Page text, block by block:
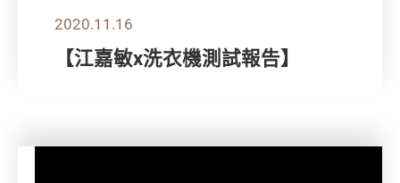
2020.11.16
【江嘉敏x洗衣機測試報告】